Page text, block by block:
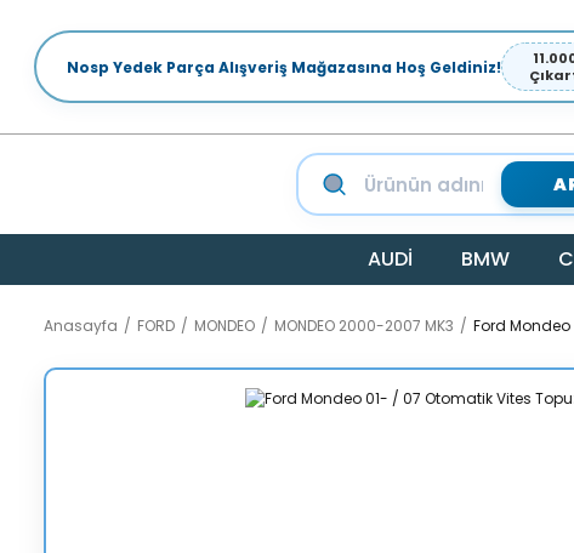
Nosp Yedek Parça Alışveriş Mağazasına Hoş Geldiniz!
AUDİ BMW
Anasayfa FORD MONDEO MONDEO 2000-2007 MK3 Ford